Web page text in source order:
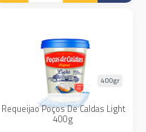
Requeijao Poços De Caldas Light
400g
400gr